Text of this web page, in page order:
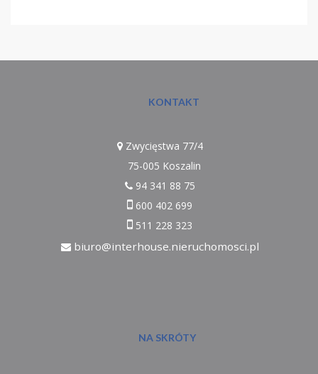
KONTAKT
Zwycięstwa 77/4
75-005 Koszalin
94 341 88 75
600 402 699
511 228 323
biuro@interhouse.nieruchomosci.pl
NA SKRÓTY